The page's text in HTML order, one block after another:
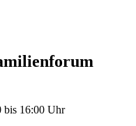
bis 16:00 Uhr